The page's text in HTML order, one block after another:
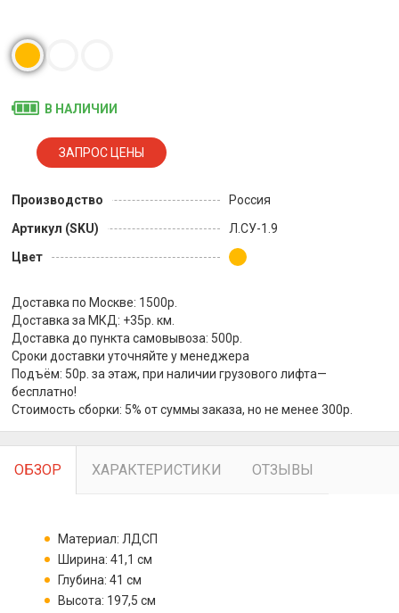
В НАЛИЧИИ
Производство
Россия
Артикул (SKU)
Л.СУ-1.9
Цвет
Доставка по Москве: 1500р.
Доставка за МКД: +35р. км.
Доставка до пункта самовывоза: 500р.
Сроки доставки уточняйте у менеджера
Подъём: 50р. за этаж, при наличии грузового лифта—
бесплатно!
Стоимость сборки: 5% от суммы заказа, но не менее 300р.
ОБЗОР ХАРАКТЕРИСТИКИ ОТЗЫВЫ
Материал: ЛДСП
Ширина: 41,1 см
Глубина: 41 см
Высота: 197,5 см